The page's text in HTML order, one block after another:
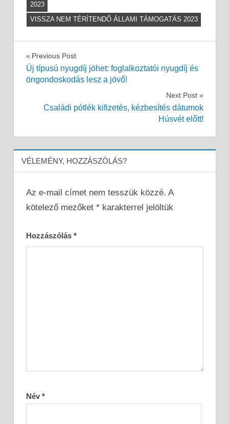
2023
VISSZA NEM TÉRÍTENDŐ ÁLLAMI TÁMOGATÁS 2023
Bejegyzés
navigáció
Previous Post
Új típusú nyugdíj jöhet: foglalkoztatói nyugdíj és
öngondoskodás lesz a jövő!
Next Post
Családi pótlék kifizetés, kézbesítés dátumok
Húsvét előtt!
VÉLEMÉNY, HOZZÁSZÓLÁS?
Az e-mail címet nem tesszük közzé. A
kötelező mezőket *karakterrel jelöltük
Hozzászólás *
Név *